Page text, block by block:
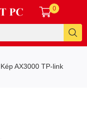
0
AX3000 TP-link